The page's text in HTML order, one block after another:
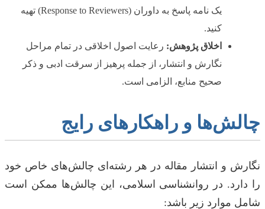
یک نامه پاسخ به داوران (Response to Reviewers) تهیه
کنید.
اخلاق پژوهش: رعایت اصول اخلاقی در تمام مراحل
نگارش و انتشار، از جمله پرهیز از سرقت ادبی و ذکر
صحیح منابع، الزامی است.
چالش‌ها و راهکارهای رایج
نگارش و انتشار مقاله در هر رشته‌ای چالش‌های خاص خود
را دارد. در روانشناسی اسلامی، این چالش‌ها ممکن است
شامل موارد زیر باشد: